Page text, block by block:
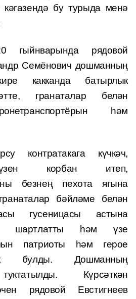
кәгазендә бу турыда менә
гыйнварында рядовой
Семёнович дошманның
какканда батырлык
гранаталар белән
һәм
контратакага күчкәч,
үзен корбан итеп,
безнең пехота ягына
бәйләме белән
гусеницасы астына
шартлатты һәм үзе
патриоты һәм герое
булды. Дошманның
Күрсәткән
рядовой Евстигнеев